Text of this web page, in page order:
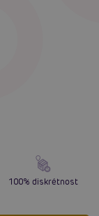
100% diskrétnost